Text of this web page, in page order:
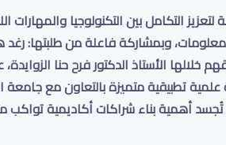
التكامل بين التكنولوجيا والمهارات
وبمشاركة فاعلة من طلبتها:
خلالها الأستاذ الدكتورفرح حنا الزوايدة،
تطبيقية متميزة بالتعاون معجامعة
أهمية بناء شراكات أكاديمية تواكب